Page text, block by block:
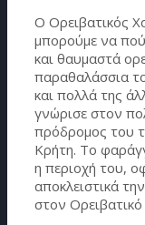
Ο Ορειβατικός
μπορούμε να
και θαυμαστά
παραθαλάσσια
και πολλά της
γνώρισε στον
πρόδρομος του
Κρήτη. Το
η περιοχή του,
αποκλειστικά
στον